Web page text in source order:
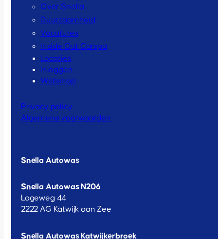
Over Snella
Duurzaamheid
Vacatures
Inside Out Carspa
Locaties
Inloggen
Webshop
Privacy policy
Algemene voorwaarden
Snella Autowas
Snella Autowas N206
Lageweg 44
2222 AG Katwijk aan Zee
Snella Autowas Katwijkerbroek